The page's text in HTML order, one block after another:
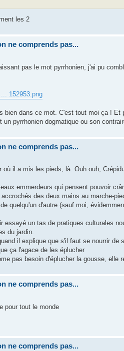
les 2
ne comprends pas...
pas le mot pyrrhonien, j'ai pu
152953.png
bien dans ce mot. C'est tout moi ça !
pyrrhonien dogmatique ou son
ne comprends pas...
où il a mis les pieds, là. Ouh ouh,
emmerdeurs qui pensent pouvoir
des deux mains au marche-
quelqu'un d'autre (sauf moi,
essayé un tas de pratiques culturales
du jardin.
il explique que s'il faut se nourrir
ça l'agace de les éplucher
pas besoin d'éplucher la gousse, elle
ne comprends pas...
pour tout le monde
ne comprends pas...